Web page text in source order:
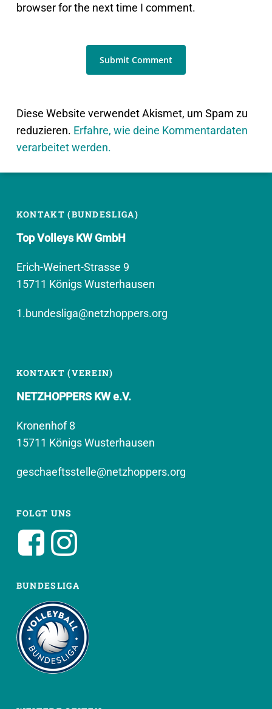
browser for the next time I comment.
Diese Website verwendet Akismet, um Spam zu
reduzieren. Erfahre, wie deine Kommentardaten
verarbeitet werden.
KONTAKT (BUNDESLIGA)
Top Volleys KW GmbH
Erich-Weinert-Strasse 9
15711 Königs Wusterhausen
1.bundesliga@netzhoppers.org
KONTAKT (VEREIN)
NETZHOPPERS KW e.V.
Kronenhof 8
15711 Königs Wusterhausen
geschaeftsstelle@netzhoppers.org
FOLGT UNS
BUNDESLIGA